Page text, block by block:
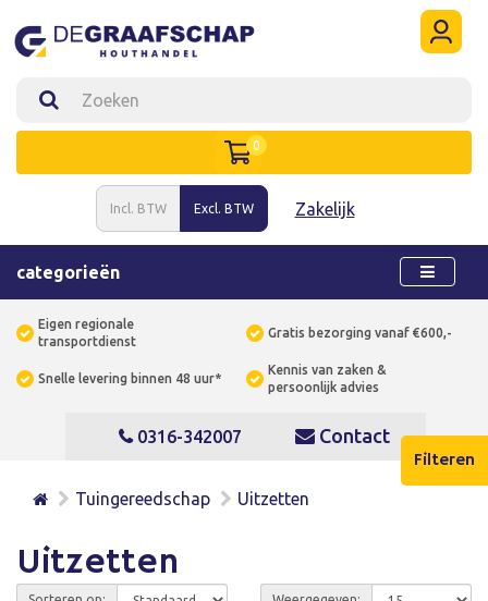
Filteren
Incl. BTW Excl. BTW Zakelijk
0
categorieën
Eigen regionale
transportdienst
Gratis bezorging vanaf €600,-
Snelle levering binnen 48 uur*
Kennis van zaken &
persoonlijk advies
0316-342007 Contact
Tuingereedschap Uitzetten
Uitzetten